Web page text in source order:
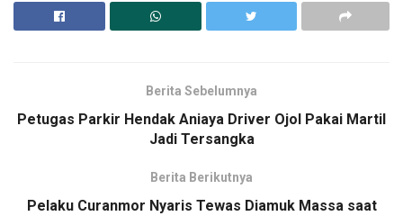
Berita Sebelumnya
Petugas Parkir Hendak Aniaya Driver Ojol Pakai Martil
Jadi Tersangka
Berita Berikutnya
Pelaku Curanmor Nyaris Tewas Diamuk Massa saat